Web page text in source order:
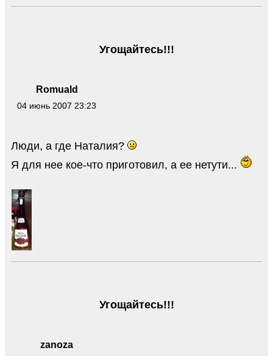
Romuald
04 июнь 2007 23:23
Угощайтесь!!!
Люди, а где Наталия?
Я для нее кое-что приготовил, а ее нетути...
zanoza
Угощайтесь!!!